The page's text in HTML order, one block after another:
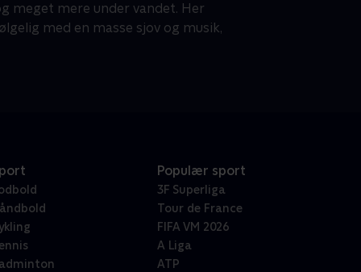
meget mere under vandet. Her
med en masse sjov og musik,
Populær sport
3F Superliga
Tour de France
FIFA VM 2026
A Liga
ATP